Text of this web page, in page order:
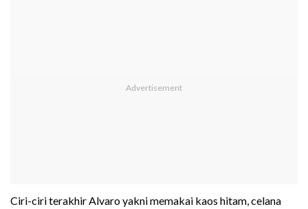
Ciri-ciri terakhir Alvaro yakni memakai kaos hitam, celana